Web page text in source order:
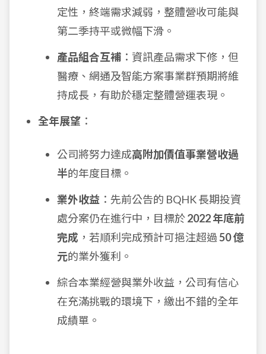
定性，終端需求減弱，整體營收可能與
第二季持平或微幅下滑。
產品組合互補 ：資訊產品需求下修，但
醫療、網通及智能方案事業群預期將維
持成長，有助於穩定整體營運表現。
全年展望 ：
公司將努力達成高附加價值事業營收過
半的年度目標。
業外收益 ：先前公告的 BQHK 長期投資
處分案仍在進行中，目標於2022 年底前
完成 ，若順利完成預計可挹注超過50 億
元的業外獲利。
綜合本業經營與業外收益，公司有信心
在充滿挑戰的環境下，繳出不錯的全年
成績單。